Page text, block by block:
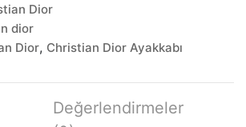
Dior
dior
Dior, Christian Dior Ayakkabı
Değerlendirmeler